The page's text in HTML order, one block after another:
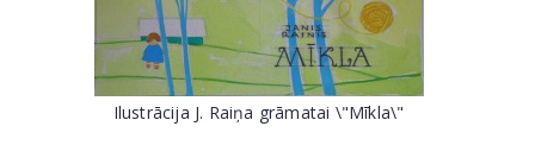
Ilustrācija J. Raiņa grāmatai \"Mīkla\"